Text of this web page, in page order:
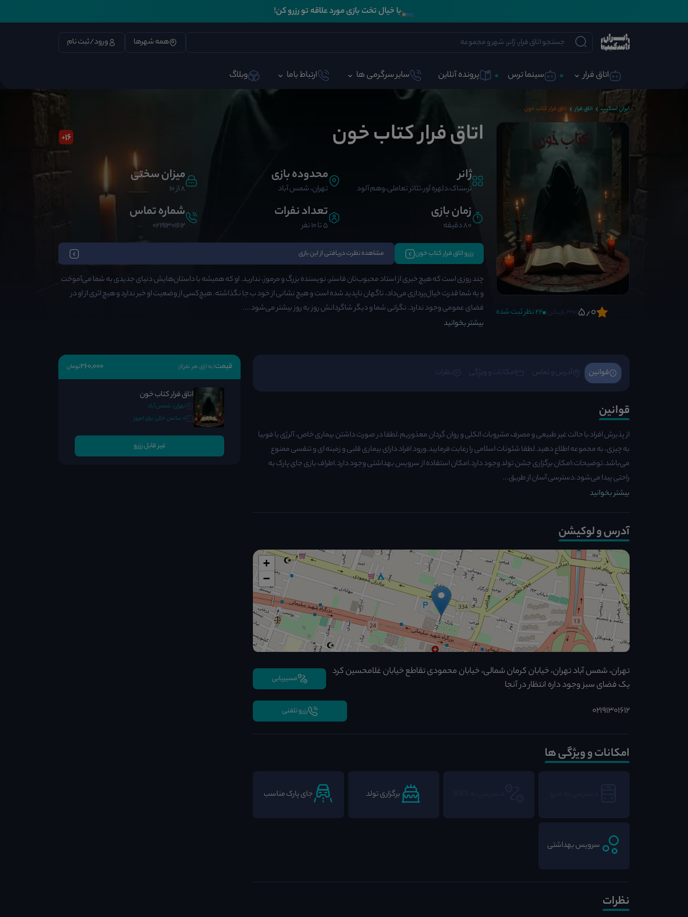
🛏️با خیال تخت بازی مورد علاقه تو رزرو کن!
همه شهرها ورود/ثبت نام
اتاق فرار سینما ترس پرونده آنلاین سایر سرگرمی ها ارتباط باما وبلاگ
ایران اسکیپ اتاق فرار اتاق فرار کتاب خون
5٫0(220 بازیکن) 22 نظر ثبت شده
اتاق فرار کتاب خون 16
+
ژانر
ترسناک،دلهره آور،تئاتر تعاملی،وهم آلود
محدوده بازی
تهران، شمس آباد
میزان سختی
8 از 10
زمان بازی
80 دقیقه
تعداد نفرات
5 تا 10 نفر
شماره تماس
02191301612
رزرو اتاق فرار کتاب خون مشاهده نظرت دریافتی از این بازی
چند روزی است که هیچ خبری از استاد محبوب‌تان فاستر، نویسنده بزرگ و مرموز، ندارید. او که همیشه با داستان‌هایش دنیای جدیدی به شما می‌آموخت
و به شما قدرت خیال‌پردازی می‌داد، ناگهان ناپدید شده است و هیچ نشانی از خود ب جا نگذاشته. هیچ‌کسی از وضعیت او خبر ندارد و هیچ اثری از او در
فضای عمومی وجود ندارد. نگرانی شما و دیگر شاگردانش روز به روز بیشتر می‌شود....
بیشتر بخوانید
قوانین آدرس و تماس امکانات و ویژِگی نظرات
قوانین
از پذیرش افراد با حالت غیر طبیعی و مصرف مشروبات الکلی و روان گردان معذوریم.لطفا در صورت داشتن بیماری خاص، آلرژی یا فوبیا
به چیزی، به مجموعه اطلاع دهید.لطفا شئونات اسلامی را رعایت فرمایید.ورود افراد دارای بیماری قلبی و زمینه ای و تنفسی ممنوع
می‌باشد.توضیحات:امکان برگزاری جشن تولد وجود دارد.امکان استفاده از سرویس بهداشتی وجود دارد.اطراف بازی جای پارک به
راحتی پیدا می‌شود.دسترسی آسان از طریق...
بیشتر بخوانید
آدرس و لوکیشن
+
−
تهران، شمس آباد تهران، خیابان کرمان شمالی، خیابان محمودی تقاطع خیابان غلامحسین کرد
یک فضای سبز وجود داره انتظار در آنجا
مسیریابی
02191301612 رزرو تلفنی
امکانات و ویژگی ها
برگزاری تولد جای پارک مناسب
سرویس بهداشتی
نظرات
قیمت(به ازای هر نفر)از: 260٬000تومان
اتاق فرار کتاب خون
تهران، شمس آباد
0 سانس خالی برای امروز
غیر قابل رزرو